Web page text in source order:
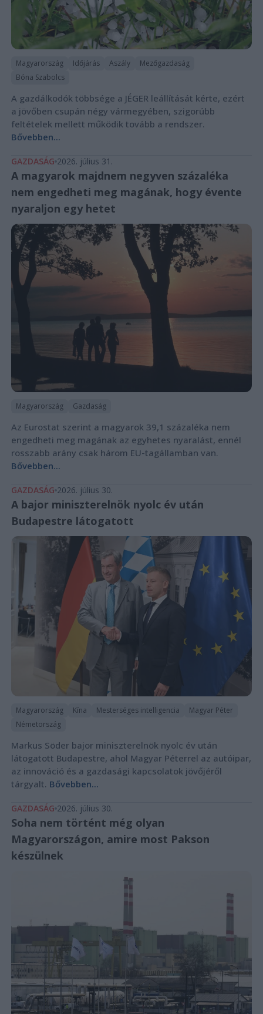
Magyarország Időjárás Aszály
Mezőgazdaság
Bóna Szabolcs
A gazdálkodók többsége a JÉGER leállítását kérte, ezért
a jövőben csupán négy vármegyében, szigorúbb
feltételek mellett működik tovább a rendszer.
Bővebben...
GAZDASÁG 2026. július 31.
A magyarok majdnem negyven százaléka
nem engedheti meg magának, hogy évente
nyaraljon egy hetet
Magyarország Gazdaság
Az Eurostat szerint a magyarok 39,1 százaléka nem
engedheti meg magának az egyhetes nyaralást, ennél
rosszabb arány csak három EU-tagállamban van.
Bővebben...
GAZDASÁG 2026. július 30.
A bajor miniszterelnök nyolc év után
Budapestre látogatott
Magyarország Kína Mesterséges intelligencia
Magyar Péter
Németország
Markus Söder bajor miniszterelnök nyolc év után
látogatott Budapestre, ahol Magyar Péterrel az autóipar,
az innováció és a gazdasági kapcsolatok jövőjéről
tárgyalt. Bővebben...
GAZDASÁG 2026. július 30.
Soha nem történt még olyan
Magyarországon, amire most Pakson
készülnek